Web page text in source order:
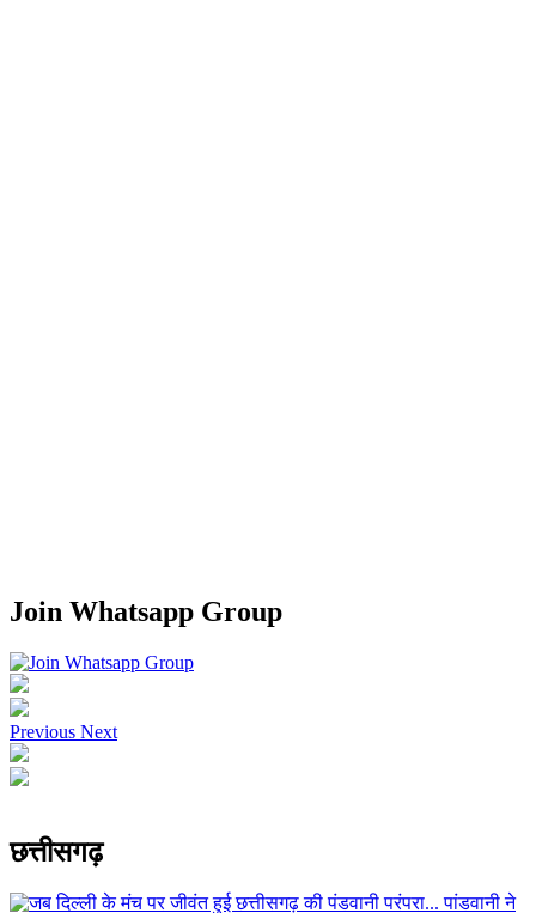
Join Whatsapp Group
Previous Next
छत्तीसगढ़